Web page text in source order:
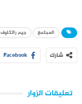
المجتمع جيم راتكليف
شارك Facebook
تعليقات الزوار